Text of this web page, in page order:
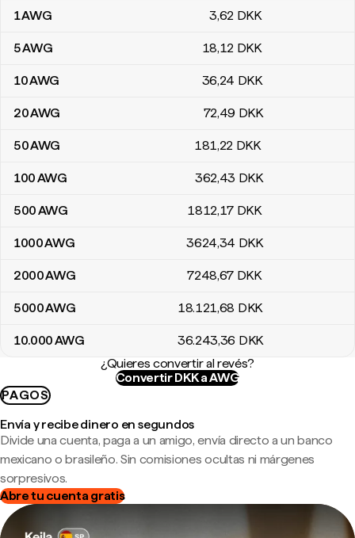
Tabla de conversión de florines arubeños a coronas danesas
1AWG 3,62 DKK
5AWG 18,12 DKK
10AWG 36,24 DKK
20AWG 72,49 DKK
50AWG 181,22 DKK
100AWG 362,43 DKK
500AWG 1812,17 DKK
1000AWG 3624,34 DKK
2000AWG 7248,67 DKK
5000AWG 18.121,68 DKK
10.000AWG 36.243,36 DKK
¿Quieres convertir al revés?
Convertir DKK a AWG
PAGOS
Envía y recibe dinero en segundos
Divide una cuenta, paga a un amigo, envía directo a un banco
mexicano o brasileño. Sin comisiones ocultas ni márgenes
sorpresivos.
Abre tu cuenta gratis